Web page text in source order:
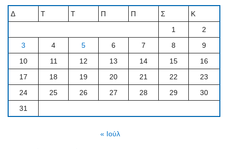
Δ Τ Τ Π Π Σ
Κ
1
2
3
4 5 6 7 8
9
10
11 12 13 14 15
16
17
18 19 20 21 22
23
24
25 26 27 28 29
30
31
« Ιούλ